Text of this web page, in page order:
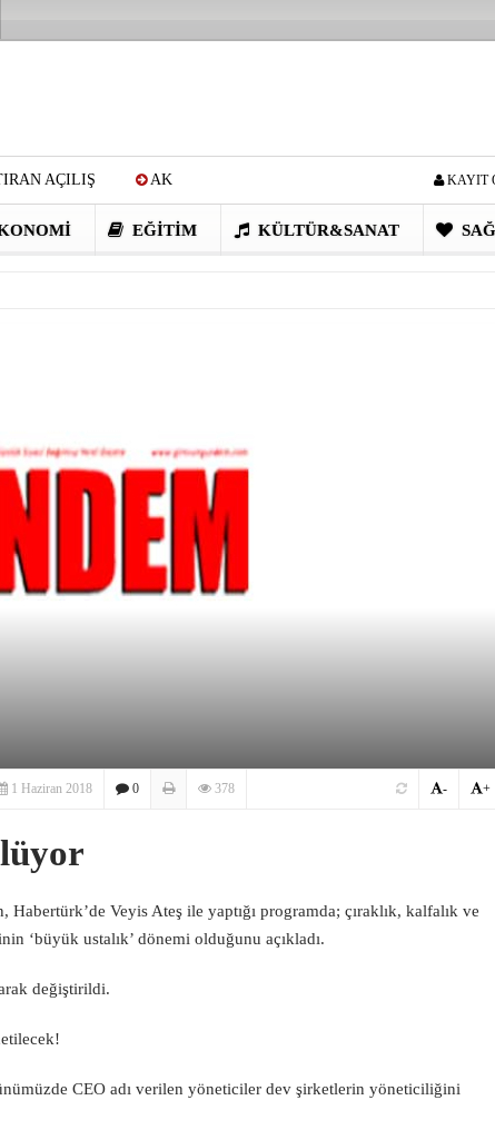
AÇILIŞ AK
VİDEOYU GÖRÜNCE
KAYIT
EĞITIM KÜLTÜR&SANAT
1 Haziran 2018 0 378 +
-
Habertürk’de Veyis Ateş ile yaptığı programda; çıraklık, kalfalık ve
‘büyük ustalık’ dönemi olduğunu açıkladı.
değiştirildi.
CEO adı verilen yöneticiler dev şirketlerin yöneticiliğini